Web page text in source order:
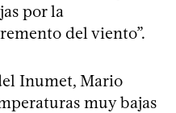
por la
del viento”.
Inumet, Mario
muy bajas